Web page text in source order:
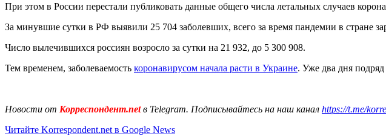
При этом в России перестали публиковать данные общего числа летальных случаев
За минувшие сутки в РФ выявили 25 704 заболевших, всего за время пандемии в стране
Число вылечившихся россиян возросло за сутки на 21 932, до 5 300 908.
Тем временем, заболеваемость коронавирусом начала расти в Украине. Уже два дня
Новости от Корреспондент.netв Telegram. Подписывайтесь на наш канал https://t.me/
Читайте Korrespondent.net в Google News